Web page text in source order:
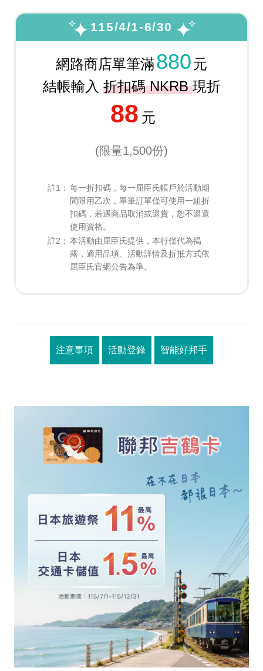
115/4/1-6/30
網路商店單筆滿880元
結帳輸入 折扣碼 NKRB現折
88 元
(限量1,500份)
註1： 每一折扣碼，每一屈臣氏帳戶於活動期
間限用乙次，單筆訂單僅可使用一組折
扣碼，若遇商品取消或退貨，恕不退還
使用資格。
註2： 本活動由屈臣氏提供，本行僅代為揭
露，適用品項、活動詳情及折抵方式依
屈臣氏官網公告為準。
注意事項 活動登錄 智能好邦手